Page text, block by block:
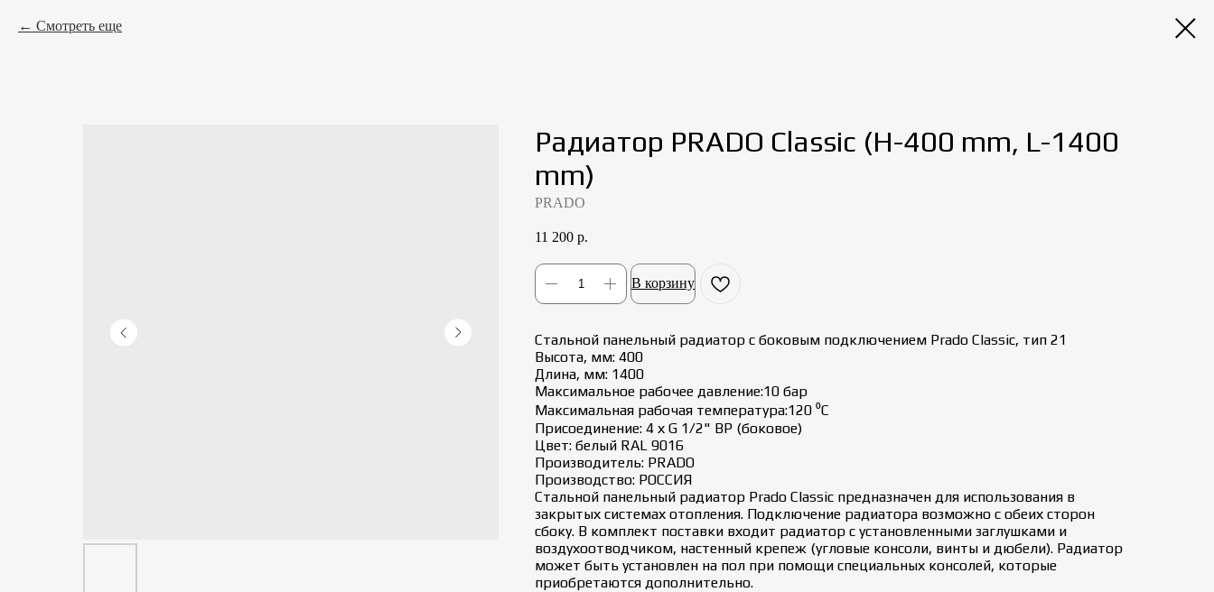
Смотреть еще
Радиатор PRADO Classic (H-400 mm, L-1400
mm)
PRADO
11 200 р.
В корзину
Стальной панельный радиатор с боковым подключением Prado Classic, тип 21
Высота, мм: 400
Длина, мм: 1400
Максимальное рабочее давление:10 бар
Максимальная рабочая температура:120 ⁰С
Присоединение: 4 х G 1/2" ВР (боковое)
Цвет: белый RAL 9016
Производитель: PRADO
Производство: РОССИЯ
Стальной панельный радиатор Prado Classic предназначен для использования в
закрытых системах отопления. Подключение радиатора возможно с обеих сторон
сбоку. В комплект поставки входит радиатор с установленными заглушками и
воздухоотводчиком, настенный крепеж (угловые консоли, винты и дюбели). Радиатор
может быть установлен на пол при помощи специальных консолей, которые
приобретаются дополнительно.